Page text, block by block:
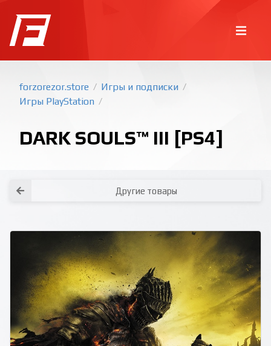
forzorezor.store / Игры и подписки /
Игры PlayStation /
DARK SOULS™ III [PS4]
Другие товары